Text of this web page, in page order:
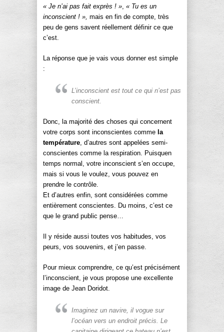
« Je n’ai pas fait exprès ! » « Tu es un
inconscient ! », mais en fin de compte, très
peu de gens savent réellement définir ce que
c’est.
La réponse que je vais vous donner est simple
:
L’inconscient est tout ce qui n’est pas
conscient.
Donc, la majorité des choses qui concernent
votre corps sont inconscientes comme la
température , d’autres sont appelées semi-
conscientes comme la respiration. Puisquen
temps normal, votre inconscient s’en occupe,
mais si vous le voulez, vous pouvez en
prendre le contrôle.
Et d’autres enfin, sont considérées comme
entièrement conscientes. Du moins, c’est ce
que le grand public pense…
Il y réside aussi toutes vos habitudes, vos
peurs, vos souvenirs, et j’en passe.
Pour mieux comprendre, ce qu’est précisément
l’inconscient, je vous propose une excellente
image de Jean Doridot.
Imaginez un navire, il vogue sur
l’océan vers un endroit précis. Le